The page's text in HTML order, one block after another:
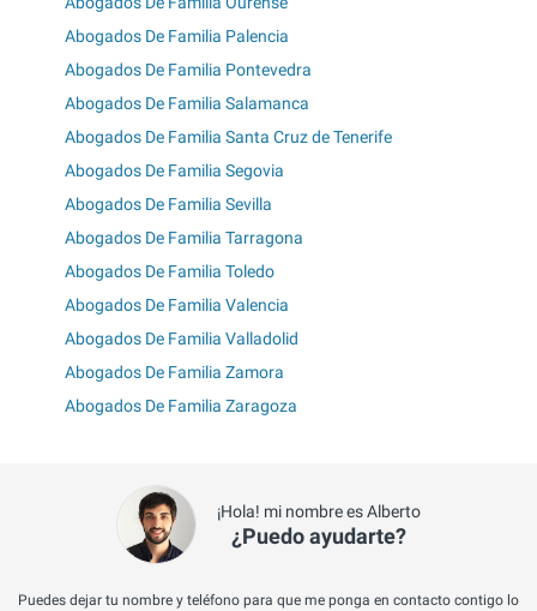
Abogados De Familia Palencia
Abogados De Familia Pontevedra
Abogados De Familia Salamanca
Abogados De Familia Santa Cruz de Tenerife
Abogados De Familia Segovia
Abogados De Familia Sevilla
Abogados De Familia Tarragona
Abogados De Familia Toledo
Abogados De Familia Valencia
Abogados De Familia Valladolid
Abogados De Familia Zamora
Abogados De Familia Zaragoza
¡Hola! mi nombre es Alberto
¿Puedo ayudarte?
Puedes dejar tu nombre y teléfono para que me ponga en contacto contigo lo